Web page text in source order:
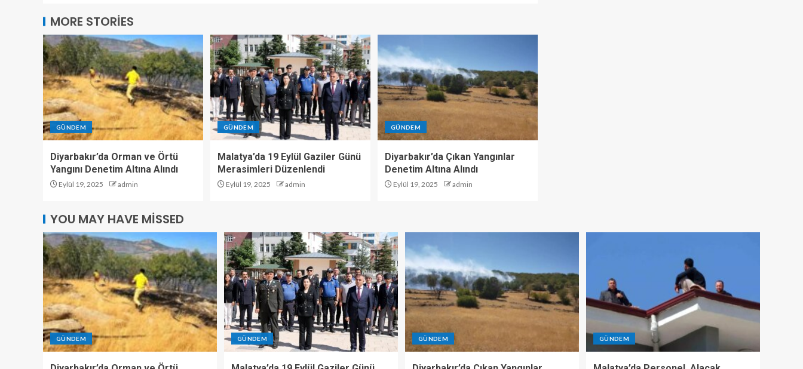
MORE STORIES
GÜNDEM
Diyarbakır’da Orman ve Örtü
Yangını Denetim Altına Alındı
Eylül 19, 2025 admin
GÜNDEM
Malatya’da 19 Eylül Gaziler Günü
Merasimleri Düzenlendi
Eylül 19, 2025 admin
GÜNDEM
Diyarbakır’da Çıkan Yangınlar
Denetim Altına Alındı
Eylül 19, 2025 admin
YOU MAY HAVE MISSED
GÜNDEM GÜNDEM GÜNDEM GÜNDEM